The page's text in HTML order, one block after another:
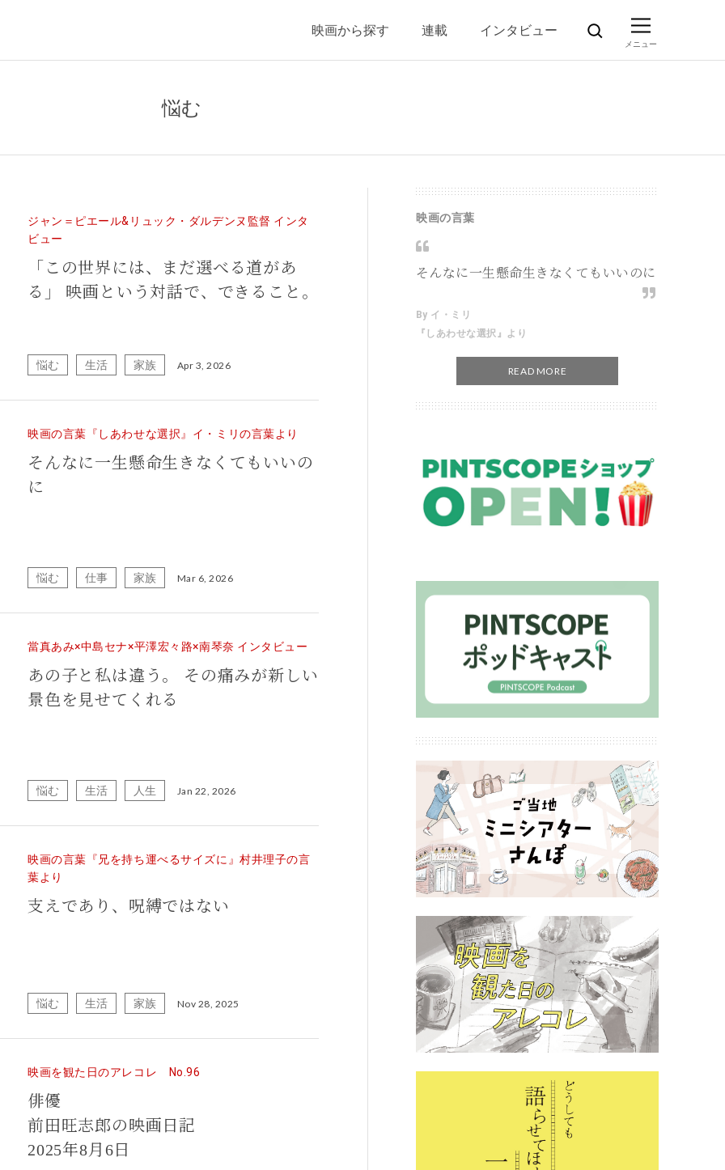
映画から探す 連載 インタビュー
悩む
ジャン＝ピエール&リュック・ダルデンヌ監督 インタ
ビュー
「この世界には、まだ選べる道があ
る」 映画という対話で、できること。
悩む 生活 家族 Apr 3, 2026
映画の言葉『しあわせな選択』イ・ミリの言葉より
そんなに一生懸命生きなくてもいいの
に
悩む 仕事 家族 Mar 6, 2026
當真あみ×中島セナ×平澤宏々路×南琴奈 インタビュー
あの子と私は違う。 その痛みが新しい
景色を見せてくれる
悩む 生活 人生 Jan 22, 2026
映画の言葉『兄を持ち運べるサイズに』村井理子の言
葉より
支えであり、呪縛ではない
悩む 生活 家族 Nov 28, 2025
映画を観た日のアレコレ No.96
俳優
前田旺志郎の映画日記
2025年8月6日
映画の言葉
そんなに一生懸命生きなくてもいいのに
By イ・ミリ
『しあわせな選択』より
READ MORE